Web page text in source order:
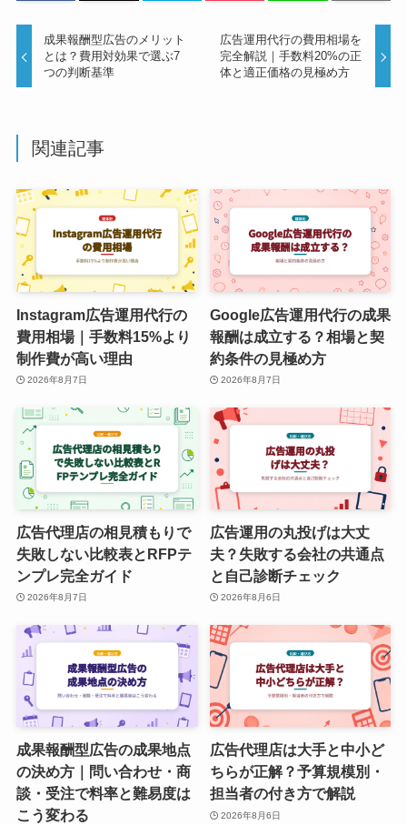
成果報酬型広告のメリット
とは？費用対効果で選ぶ7
つの判断基準
広告運用代行の費用相場を
完全解説｜手数料20%の正
体と適正価格の見極め方
関連記事
Instagram広告運用代行の
費用相場｜手数料15%より
制作費が高い理由
2026年8月7日
Google広告運用代行の成果
報酬は成立する？相場と契
約条件の見極め方
2026年8月7日
広告代理店の相見積もりで
失敗しない比較表とRFPテ
ンプレ完全ガイド
2026年8月7日
広告運用の丸投げは大丈
夫？失敗する会社の共通点
と自己診断チェック
2026年8月6日
成果報酬型広告の成果地点
の決め方｜問い合わせ・商
談・受注で料率と難易度は
こう変わる
広告代理店は大手と中小ど
ちらが正解？予算規模別・
担当者の付き方で解説
2026年8月6日